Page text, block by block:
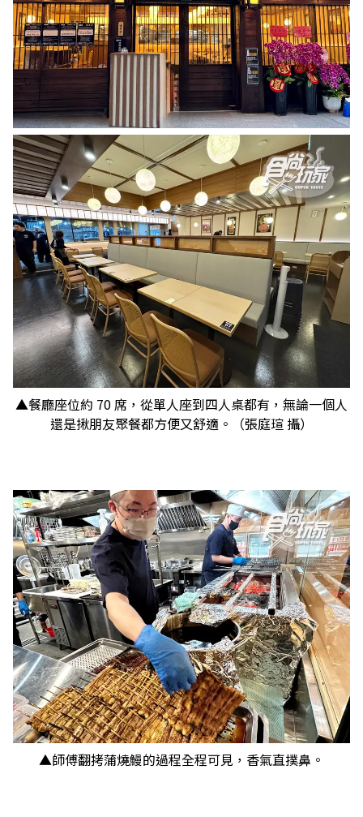
▲餐廳座位約 70 席，從單人座到四人桌都有，無論一個人
還是揪朋友聚餐都方便又舒適。（張庭瑄 攝）
▲師傅翻拷蒲燒鰻的過程全程可見，香氣直撲鼻。